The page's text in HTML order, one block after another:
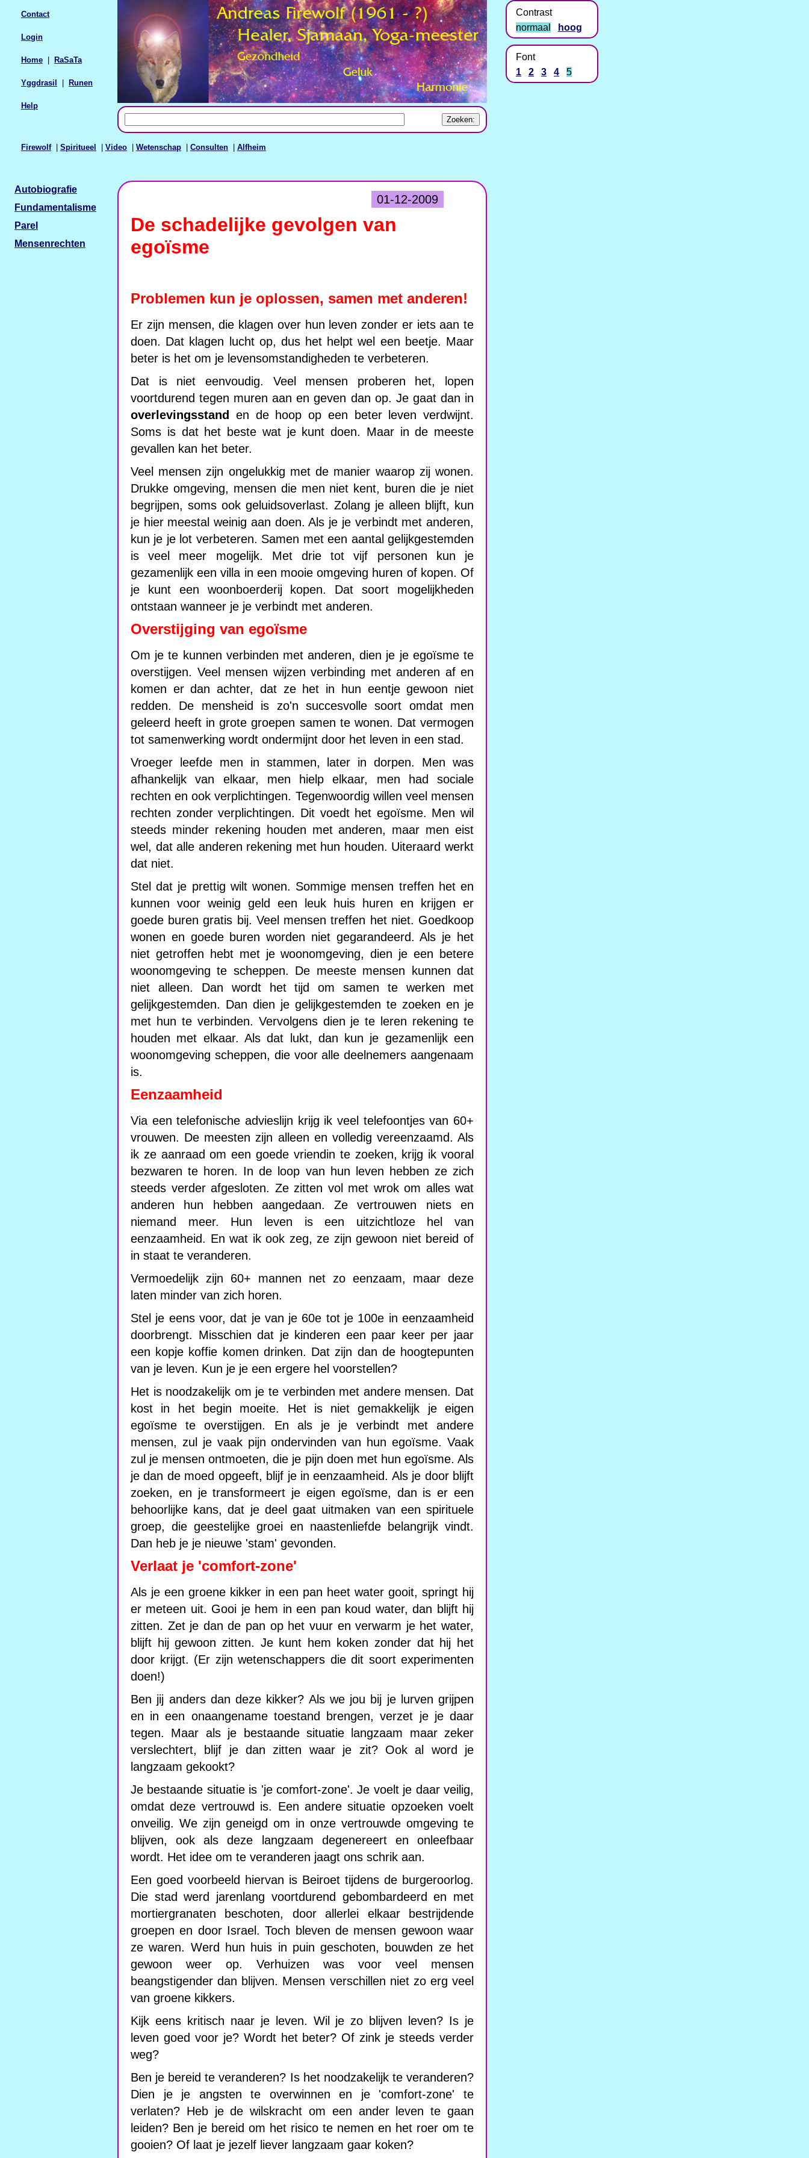
Firewolf| Spiritueel Video Wetenschap Consulten Alfheim
Contact
Login
Home RaSaTa
Yggdrasil Runen
Help
01-12-2009
De schadelijke gevolgen van
egoïsme
Problemen kun je oplossen, samen met anderen!
Er zijn mensen, die klagen over hun leven zonder er iets aan te
doen. Dat klagen lucht op, dus het helpt wel een beetje. Maar
beter is het om je levensomstandigheden te verbeteren.
Dat is niet eenvoudig. Veel mensen proberen het, lopen
voortdurend tegen muren aan en geven dan op. Je gaat dan in
overlevingsstand
en de hoop op een beter leven verdwijnt.
Soms is dat het beste wat je kunt doen. Maar in de meeste
gevallen kan het beter.
Veel mensen zijn ongelukkig met de manier waarop zij wonen.
Drukke omgeving, mensen die men niet kent, buren die je niet
begrijpen, soms ook geluidsoverlast. Zolang je alleen blijft, kun
je hier meestal weinig aan doen. Als je je verbindt met anderen,
kun je je lot verbeteren. Samen met een aantal gelijkgestemden
is veel meer mogelijk. Met drie tot vijf personen kun je
gezamenlijk een villa in een mooie omgeving huren of kopen. Of
je kunt een woonboerderij kopen. Dat soort mogelijkheden
ontstaan wanneer je je verbindt met anderen.
Overstijging van egoïsme
Om je te kunnen verbinden met anderen, dien je je egoïsme te
overstijgen. Veel mensen wijzen verbinding met anderen af en
komen er dan achter, dat ze het in hun eentje gewoon niet
redden. De mensheid is zo'n succesvolle soort omdat men
geleerd heeft in grote groepen samen te wonen. Dat vermogen
tot samenwerking wordt ondermijnt door het leven in een stad.
Vroeger leefde men in stammen, later in dorpen. Men was
afhankelijk van elkaar, men hielp elkaar, men had sociale
rechten en ook verplichtingen. Tegenwoordig willen veel mensen
rechten zonder verplichtingen. Dit voedt het egoïsme. Men wil
steeds minder rekening houden met anderen, maar men eist
wel, dat alle anderen rekening met hun houden. Uiteraard werkt
dat niet.
Stel dat je prettig wilt wonen. Sommige mensen treffen het en
kunnen voor weinig geld een leuk huis huren en krijgen er
goede buren gratis bij. Veel mensen treffen het niet. Goedkoop
wonen en goede buren worden niet gegarandeerd. Als je het
niet getroffen hebt met je woonomgeving, dien je een betere
woonomgeving te scheppen. De meeste mensen kunnen dat
niet alleen. Dan wordt het tijd om samen te werken met
gelijkgestemden. Dan dien je gelijkgestemden te zoeken en je
met hun te verbinden. Vervolgens dien je te leren rekening te
houden met elkaar. Als dat lukt, dan kun je gezamenlijk een
woonomgeving scheppen, die voor alle deelnemers aangenaam
is.
Eenzaamheid
Via een telefonische advieslijn krijg ik veel telefoontjes van 60+
vrouwen. De meesten zijn alleen en volledig vereenzaamd. Als
ik ze aanraad om een goede vriendin te zoeken, krijg ik vooral
bezwaren te horen. In de loop van hun leven hebben ze zich
steeds verder afgesloten. Ze zitten vol met wrok om alles wat
anderen hun hebben aangedaan. Ze vertrouwen niets en
niemand meer. Hun leven is een uitzichtloze hel van
eenzaamheid. En wat ik ook zeg, ze zijn gewoon niet bereid of
in staat te veranderen.
Vermoedelijk zijn 60+ mannen net zo eenzaam, maar deze
laten minder van zich horen.
Stel je eens voor, dat je van je 60e tot je 100e in eenzaamheid
doorbrengt. Misschien dat je kinderen een paar keer per jaar
een kopje koffie komen drinken. Dat zijn dan de hoogtepunten
van je leven. Kun je je een ergere hel voorstellen?
Het is noodzakelijk om je te verbinden met andere mensen. Dat
kost in het begin moeite. Het is niet gemakkelijk je eigen
egoïsme te overstijgen. En als je je verbindt met andere
mensen, zul je vaak pijn ondervinden van hun egoïsme. Vaak
zul je mensen ontmoeten, die je pijn doen met hun egoïsme. Als
je dan de moed opgeeft, blijf je in eenzaamheid. Als je door blijft
zoeken, en je transformeert je eigen egoïsme, dan is er een
behoorlijke kans, dat je deel gaat uitmaken van een spirituele
groep, die geestelijke groei en naastenliefde belangrijk vindt.
Dan heb je je nieuwe 'stam' gevonden.
Verlaat je 'comfort-zone'
Als je een groene kikker in een pan heet water gooit, springt hij
er meteen uit. Gooi je hem in een pan koud water, dan blijft hij
zitten. Zet je dan de pan op het vuur en verwarm je het water,
blijft hij gewoon zitten. Je kunt hem koken zonder dat hij het
door krijgt. (Er zijn wetenschappers die dit soort experimenten
doen!)
Ben jij anders dan deze kikker? Als we jou bij je lurven grijpen
en in een onaangename toestand brengen, verzet je je daar
tegen. Maar als je bestaande situatie langzaam maar zeker
verslechtert, blijf je dan zitten waar je zit? Ook al word je
langzaam gekookt?
Je bestaande situatie is 'je comfort-zone'. Je voelt je daar veilig,
omdat deze vertrouwd is. Een andere situatie opzoeken voelt
onveilig. We zijn geneigd om in onze vertrouwde omgeving te
blijven, ook als deze langzaam degenereert en onleefbaar
wordt. Het idee om te veranderen jaagt ons schrik aan.
Een goed voorbeeld hiervan is Beiroet tijdens de burgeroorlog.
Die stad werd jarenlang voortdurend gebombardeerd en met
mortiergranaten beschoten, door allerlei elkaar bestrijdende
groepen en door Israel. Toch bleven de mensen gewoon waar
ze waren. Werd hun huis in puin geschoten, bouwden ze het
gewoon weer op. Verhuizen was voor veel mensen
beangstigender dan blijven. Mensen verschillen niet zo erg veel
van groene kikkers.
Kijk eens kritisch naar je leven. Wil je zo blijven leven? Is je
leven goed voor je? Wordt het beter? Of zink je steeds verder
weg?
Ben je bereid te veranderen? Is het noodzakelijk te veranderen?
Dien je je angsten te overwinnen en je 'comfort-zone' te
verlaten? Heb je de wilskracht om een ander leven te gaan
leiden? Ben je bereid om het risico te nemen en het roer om te
gooien? Of laat je jezelf liever langzaam gaar koken?
Autobiografie
Fundamentalisme
Parel
Mensenrechten
Contrast
normaal
hoog
Font
1
2 3 4 5